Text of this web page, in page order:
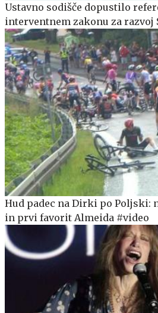
Ustavno sodišče dopustilo
interventnem zakonu za razvoj
Hud padec na Dirki po Poljski:
in prvi favorit Almeida #video